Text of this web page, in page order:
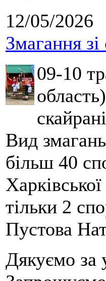
12/05/2026
Змагання
09-10
Вид
більш 40
тільки 2
Пустова
Дякуємо за